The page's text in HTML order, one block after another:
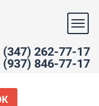
(347) 262-77-17
(937) 846-77-17